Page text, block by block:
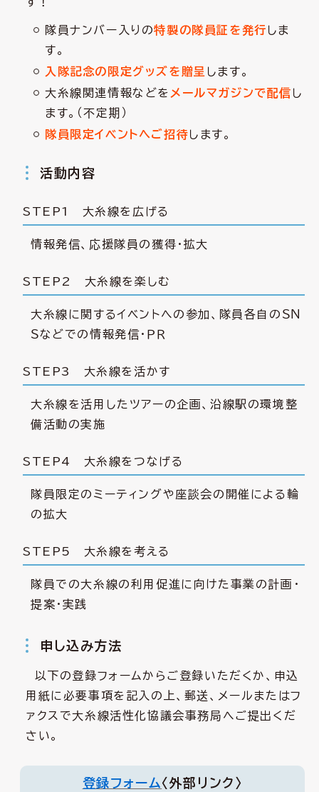
隊員ナンバー入りの特製の隊員証を発行 しま
す。
入隊記念の限定グッズを贈呈 します。
大糸線関連情報などを メールマガジンで配信 し
ます。（不定期）
隊員限定イベントへご招待します。
活動内容
STEP1 大糸線を広げる
情報発信、応援隊員の獲得・拡大
STEP2 大糸線を楽しむ
大糸線に関するイベントへの参加、隊員各自のＳＮ
Ｓなどでの情報発信・ＰＲ
STEP3 大糸線を活かす
大糸線を活用したツアーの企画、沿線駅の環境整
備活動の実施
STEP4 大糸線をつなげる
隊員限定のミーティングや座談会の開催による輪
の拡大
STEP5 大糸線を考える
隊員での大糸線の利用促進に向けた事業の計画・
提案・実践
申し込み方法
以下の登録フォームからご登録いただくか、申込
用紙に必要事項を記入の上、郵送、メールまたはフ
ァクスで大糸線活性化協議会事務局へご提出くだ
さい。
登録フォーム 〈外部リンク〉